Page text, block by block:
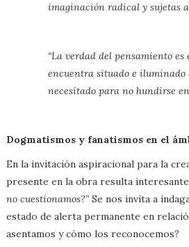
imaginación radical y sujetas
“La verdad del pensamiento
encuentra situado e iluminado
necesitado para no hundirse
Dogmatismos y fanatismos en el
En la invitación aspiracional para la
presente en la obra resulta
no cuestionamos?” Se nos invita a
estado de alerta permanente en
asentamos y cómo los reconocemos?